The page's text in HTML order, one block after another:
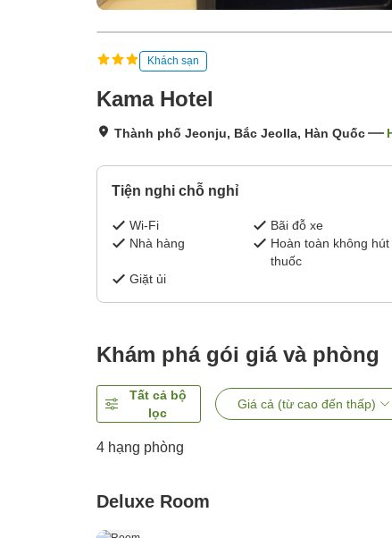
Khách sạn
Kama Hotel
Thành phố Jeonju, Bắc Jeolla, Hàn Quốc
Tiện nghi chỗ nghỉ
Wi-Fi
Bãi đỗ xe
Nhà hàng
Hoàn toàn không hút
thuốc
Giặt ủi
Khám phá gói giá và phòng
Tất cả bộ
lọc
Giá cả (từ cao đến thấp)
4 hạng phòng
Deluxe Room